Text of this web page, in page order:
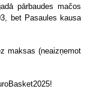
pārbaudes mačos
bet Pasaules kausa
maksas (neaizņemot